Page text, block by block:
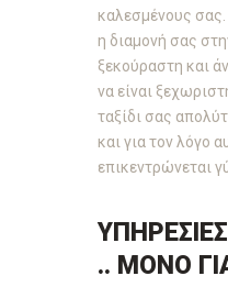
καλεσμένους
η διαμονή σας
ξεκούραστη και
να είναι
ταξίδι σας
και για τον λόγο
επικεντρώνεται
.. ΜΟΝΟ